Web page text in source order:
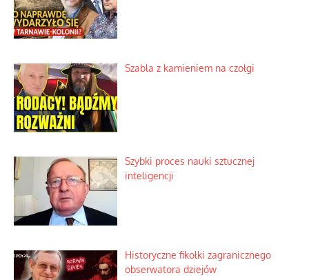
Szabla z kamieniem na czołgi
Szybki proces nauki sztucznej
inteligencji
Historyczne fikołki zagranicznego
obserwatora dziejów